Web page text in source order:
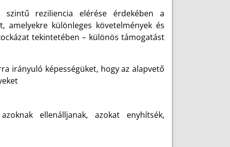
szintű reziliencia elérése érdekében a
amelyekre különleges követelmények és
tekintetében – különös támogatást
irányuló képességüket, hogy az alapvető
ellenálljanak, azokat enyhítsék,